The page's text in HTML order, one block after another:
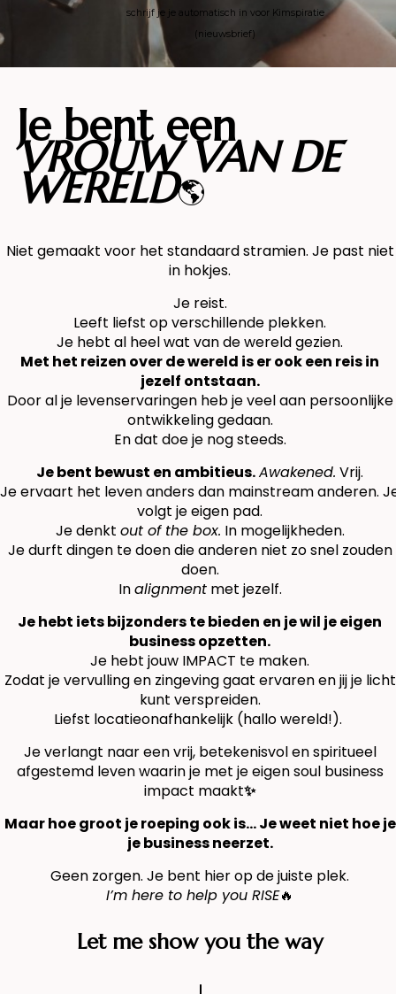
schrijf je je automatisch in voor Kimspiratie
(nieuwsbrief)
Je bent een
VROUW VAN DE
WERELD🌎
Niet gemaakt voor het standaard stramien. Je past niet
in hokjes.
Je reist.
Leeft liefst op verschillende plekken.
Je hebt al heel wat van de wereld gezien.
Met het reizen over de wereld is er ook een reis in
jezelf ontstaan.
Door al je levenservaringen heb je veel aan persoonlijke
ontwikkeling gedaan.
En dat doe je nog steeds.
Je bent bewust en ambitieus.Awakened. Vrij.
Je ervaart het leven anders dan mainstream anderen.
volgt je eigen pad.
Je denkt out of the box. In mogelijkheden.
Je durft dingen te doen die anderen niet zo snel zouden
doen.
Inalignmentmet jezelf.
Je hebt iets bijzonders te bieden en je wil je eigen
business opzetten.
Je hebt jouw IMPACT te maken.
Zodat je vervulling en zingeving gaat ervaren en jij je licht
kunt verspreiden.
Liefst locatieonafhankelijk (hallo wereld!).
Je verlangt naar een vrij, betekenisvol en spiritueel
afgestemd leven waarin je met je eigen soul business
impact maakt✨
Maar hoe groot je roeping ook is… Je weet niet hoe je
je business neerzet.
Geen zorgen. Je bent hier op de juiste plek.
I’m here to help you RISE🔥
Let me show you the way